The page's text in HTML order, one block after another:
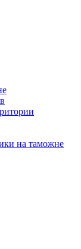
на таможне